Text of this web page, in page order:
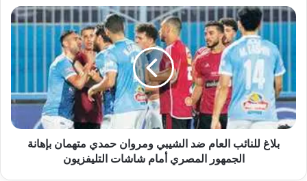
بلاغ
للنائب
الشيبي
ومروان
حمدي
متهمان
بإهانة
الجمهوربلاغ للنائب العام ضد الشيبي ومروان حمدي متهمان بإهانة
الجمهور المصري أمام شاشات التليفزيون